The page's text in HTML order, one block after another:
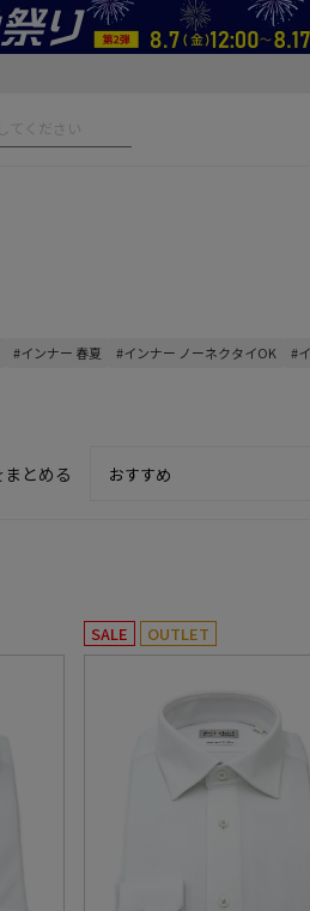
#インナー 春夏 #インナー ノーネクタイOK #
とめる
SALE OUTLET